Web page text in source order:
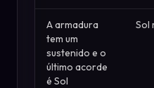
A armadura
tem um
sustenido e o
último acorde
é Sol
Sol